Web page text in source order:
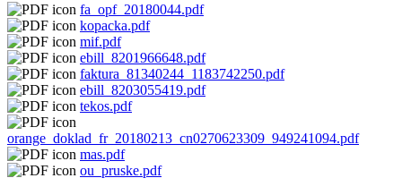
fa_opf_20180044.pdf
kopacka.pdf
mif.pdf
ebill_8201966648.pdf
faktura_81340244_1183742250.pdf
ebill_8203055419.pdf
tekos.pdf
orange_doklad_fr_20180213_cn0270623309_949241094.pdf
mas.pdf
ou_pruske.pdf